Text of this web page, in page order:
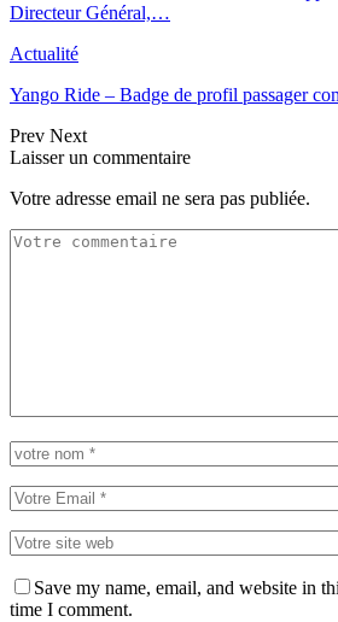
Directeur Général,…
Actualité
Yango Ride – Badge de profil passager
Prev Next
Laisser un commentaire
Votre adresse email ne sera pas publiée.
Save my name, email, and website in
time I comment.